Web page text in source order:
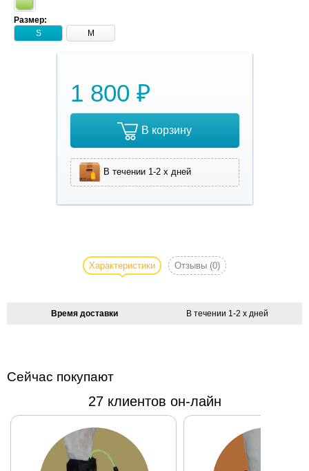
Размер:
S
M
1 800 ₽
В корзину
В течении 1-2 х дней
из жатой
кармашек
на спинке-
но
со вкусом!
Характеристики Отзывы (0)
Время доставки В течении 1-2 х дней
Сейчас покупают
27 клиентов он-лайн